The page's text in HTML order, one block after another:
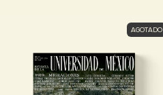
AGOTADO